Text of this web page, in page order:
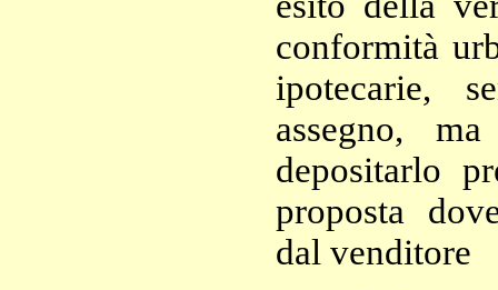
conformità
ipotecarie,
assegno,
depositarlo
proposta
dal venditore